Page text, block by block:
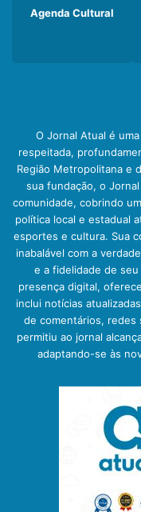
Agenda Cultural
O Jornal Atual é
respeitada,
Região Metropolitana e
sua fundação, o
comunidade, cobrindo
política local e estadual
esportes e cultura. Sua
inabalável com a
e a fidelidade de
presença digital,
inclui notícias
de comentários, redes
permitiu ao jornal
adaptando-se às